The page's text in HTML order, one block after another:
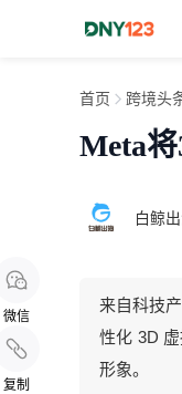
微信
复制
首页 跨境头
Meta
白鲸
来自科技
性化 3D
形象。